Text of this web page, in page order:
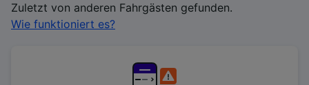
Zuletzt von anderen Fahrgästen gefunden.
Wie funktioniert es?